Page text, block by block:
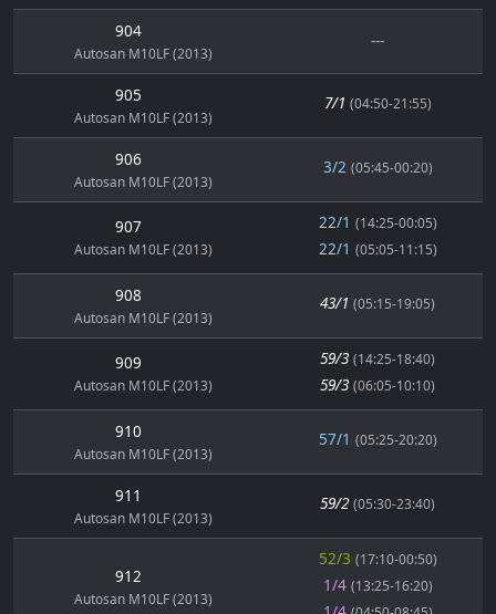
904
Autosan M10LF (2013)
---
905
Autosan M10LF (2013)
7/1 (04:50-21:55)
906
Autosan M10LF (2013)
3/2 (05:45-00:20)
907
Autosan M10LF (2013)
22/1 (14:25-00:05)
22/1 (05:05-11:15)
908
Autosan M10LF (2013)
43/1 (05:15-19:05)
909
Autosan M10LF (2013)
59/3 (14:25-18:40)
59/3 (06:05-10:10)
910
Autosan M10LF (2013)
57/1 (05:25-20:20)
911
Autosan M10LF (2013)
59/2 (05:30-23:40)
912
Autosan M10LF (2013)
52/3 (17:10-00:50)
1/4 (13:25-16:20)